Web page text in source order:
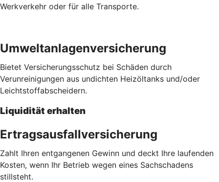
Werkverkehr oder für alle Transporte.
Umweltanlagenversicherung
Bietet Versicherungsschutz bei Schäden durch
Verunreinigungen aus undichten Heizöltanks und/oder
Leichtstoffabscheidern.
Liquidität erhalten
Ertragsausfallversicherung
Zahlt Ihren entgangenen Gewinn und deckt Ihre laufenden
Kosten, wenn Ihr Betrieb wegen eines Sachschadens
stillsteht.